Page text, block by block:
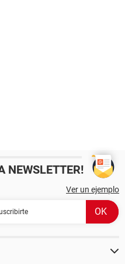
NEWSLETTER!
Ver un ejemplo